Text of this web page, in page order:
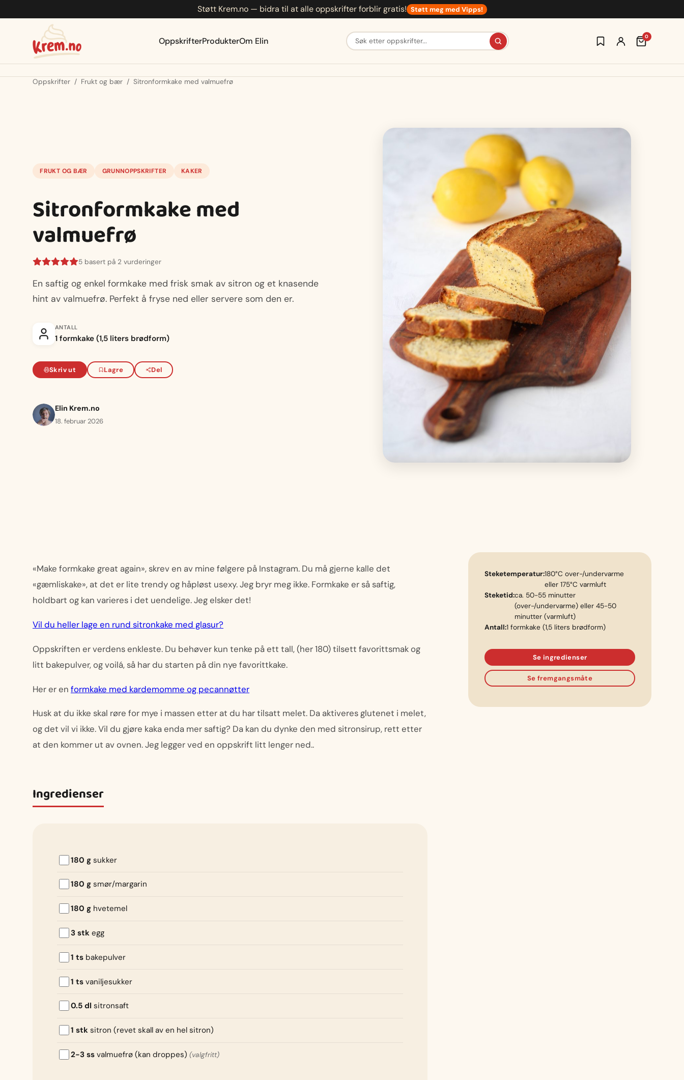
Støtt Krem.no — bidra til at alle oppskrifter forblir gratis! Støtt meg med Vipps!
OppskrifterProdukterOm Elin Søk etter oppskrifter 0
Oppskrifter / Frukt og bær / Sitronformkake med valmuefrø
FRUKT OG BÆR GRUNNOPPSKRIFTER KAKER
Sitronformkake med
valmuefrø
5 basert på 2 vurderinger
En saftig og enkel formkake med frisk smak av sitron og et knasende
hint av valmuefrø. Perfekt å fryse ned eller servere som den er.
ANTALL
1 formkake (1,5 liters brødform)
Skriv ut Lagre Del
Elin Krem.no
18. februar 2026
«Make formkake great again», skrev en av mine følgere på Instagram. Du må gjerne kalle det
«gæmliskake», at det er lite trendy og håpløst usexy. Jeg bryr meg ikke. Formkake er så saftig,
holdbart og kan varieres i det uendelige. Jeg elsker det!
Vil du heller lage en rund sitronkake med glasur?
Oppskriften er verdens enkleste. Du behøver kun tenke på ett tall, (her 180) tilsett favorittsmak og
litt bakepulver, og voilá, så har du starten på din nye favorittkake.
Her er en formkake med kardemomme og pecannøtter
Husk at du ikke skal røre for mye i massen etter at du har tilsatt melet. Da aktiveres glutenet i melet,
og det vil vi ikke. Vil du gjøre kaka enda mer saftig? Da kan du dynke den med sitronsirup, rett etter
at den kommer ut av ovnen. Jeg legger ved en oppskrift litt lenger ned..
Ingredienser
180 g sukker
180 g smør/margarin
180 g hvetemel
3 stk egg
1 ts bakepulver
1 ts vaniljesukker
0.5 dl sitronsaft
1 stk sitron (revet skall av en hel sitron)
2-3 ss valmuefrø (kan droppes) (valgfritt)
Steketemperatur:180°C over-/undervarme
eller 175°C varmluft
Steketid:ca. 50-55 minutter
(over-/undervarme) eller 45-50
minutter (varmluft)
Antall:1 formkake (1,5 liters brødform)
Se ingredienser
Se fremgangsmåte